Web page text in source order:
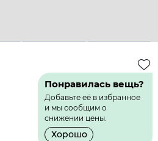
3 4
Понравилась вещь?
Добавьте её в избранное
и мы сообщим о
снижении цены.
Хорошо